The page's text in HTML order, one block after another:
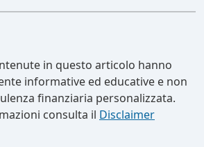
in questo articolo hanno
informative ed educative e non
finanziaria personalizzata.
consulta il Disclaimer